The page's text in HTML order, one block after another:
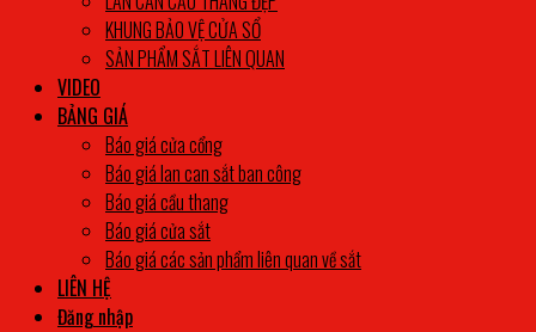
KHUNG BẢO VỆ CỬA SỔ
SẢN PHẨM SẮT LIÊN QUAN
VIDEO
BẢNG GIÁ
Báo giá cửa cổng
Báo giá lan can sắt ban công
Báo giá cầu thang
Báo giá cửa sắt
Báo giá các sản phẩm liên quan về sắt
LIÊN HỆ
Đăng nhập